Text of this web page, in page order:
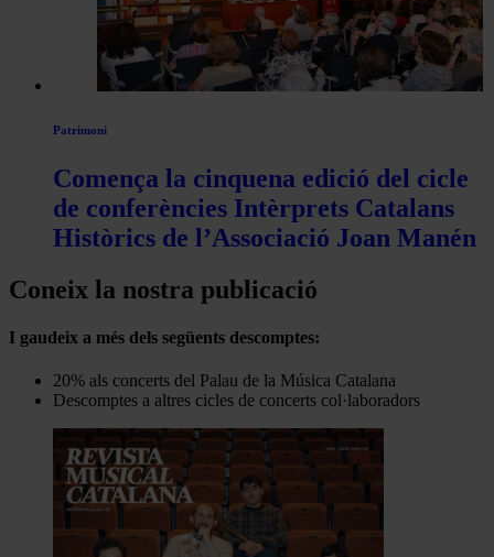
Patrimoni
Comença la cinquena edició del cicle
de conferències Intèrprets Catalans
Històrics de l’Associació Joan Manén
Coneix la nostra publicació
I gaudeix a més dels següents descomptes:
20% als concerts del Palau de la Música Catalana
Descomptes a altres cicles de concerts col·laboradors